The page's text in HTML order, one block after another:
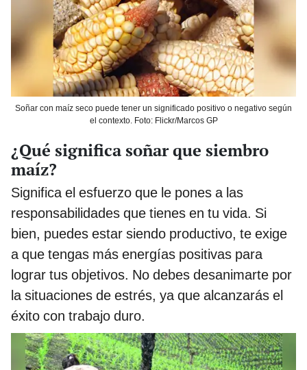
Soñar con maíz seco puede tener un significado positivo o negativo según
el contexto. Foto: Flickr/Marcos GP
¿Qué significa soñar que siembro
maíz?
Significa el esfuerzo que le pones a las
responsabilidades que tienes en tu vida. Si
bien, puedes estar siendo productivo, te exige
a que tengas más energías positivas para
lograr tus objetivos. No debes desanimarte por
la situaciones de estrés, ya que alcanzarás el
éxito con trabajo duro.